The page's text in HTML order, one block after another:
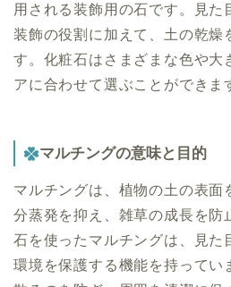
用される装飾用の石です。見た
装飾の役割に加えて、土の乾燥
す。化粧石はさまざまな色や大
アに合わせて選ぶことができま
マルチングの意味と目的
マルチングは、植物の土の表面
分蒸発を抑え、雑草の成長を防
石を使ったマルチングは、見た
環境を保護する機能を持ってい